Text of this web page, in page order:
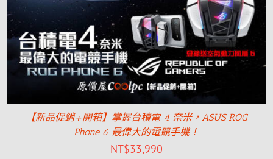
【新品促銷+開箱】掌握台積電 4 奈米，ASUS ROG
Phone 6 最偉大的電競手機！
NT$33,990